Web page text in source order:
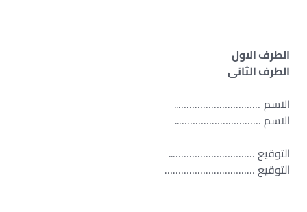
الطرف الاول
الطرف الثانى
الاسم …………………………..
الاسم …………………………..
التوقيع …………………………..
التوقيع ……………………………